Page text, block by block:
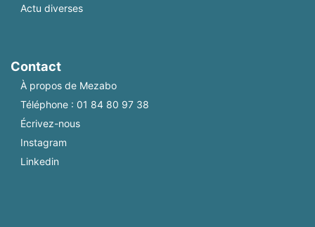
Actu diverses
Contact
À propos de Mezabo
Téléphone : 01 84 80 97 38
Écrivez-nous
Instagram
Linkedin